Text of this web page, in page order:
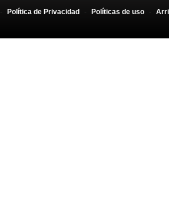
- Política de Privacidad - Políticas de uso -